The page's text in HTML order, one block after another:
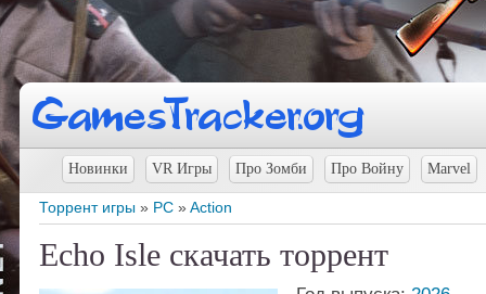
Новинки VR Игры Про Зомби Про Войну Marvel
Торрент игры » PC »Action
Echo Isle скачать торрент